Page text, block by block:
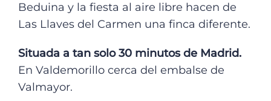
Beduina y la fiesta al aire libre hacen de
Las Llaves del Carmen una finca diferente.
Situada a tan solo 30 minutos de Madrid.
En Valdemorillo cerca del embalse de
Valmayor.